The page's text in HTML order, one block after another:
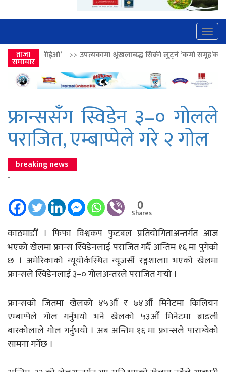
ताजा
समाचार
उपत्यकामा श्रृंखलाबद्ध सिक्री लुट्ने ‘कर्मा समूह’का नाइकेसहित पाँच पक्राउ
फ्रान्ससँग स्विडेन ३–० गोलले
पराजित, एम्बाप्पेले गरे २ गोल
breaking news
-
0
Shares
काठमाडौँ । फिफा विश्वकप फुटबल प्रतियोगिताअन्तर्गत आज
भएको खेलमा फ्रान्स स्विडेनलाई पराजित गर्दै अन्तिम १६ मा पुगेको
छ । अमेरिकाको न्यूयोर्कस्थित न्यूजर्सी रङ्गशालाा भएको खेलमा
फ्रान्सले स्विडेनलाई ३–० गोलअन्तरले पराजित गर्‍यो ।
फ्रान्सको जितमा खेलको ४५औँ र ७४औँ मिनेटमा किलियन
एम्बाप्पेले गोल गर्नुभयो भने खेलको ५३औँ मिनेटमा ब्राडली
बारकोलाले गोल गर्नुभयो । अब अन्तिम १६ मा फ्रान्सले पाराग्वेको
सामना गर्नेछ ।